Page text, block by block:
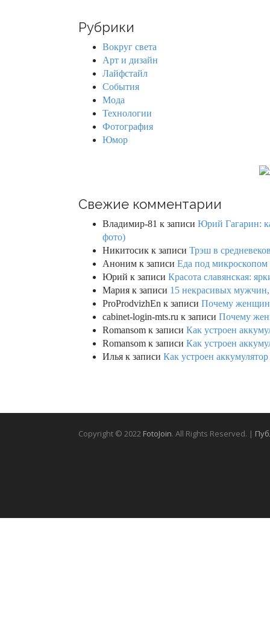
c
Рубрики
Вокруг света
Арт и дизайн
Лайфстайл
События
Мода
Технологии
Фотография
Юмор
Свежие комментарии
Владимир-81 к записи Юрий Гагарин:
фото)
Никитосик к записи Трэш в
Аноним к записи Еда под микроскопом
Юрий к записи Красота славянская:
Мария к записи 15 некрасивых
ProProdvizhEn к записи Почему
cabinet-login-mts.ru к записи Почему
Romansom к записи Как устроен
Romansom к записи Как устроен
Илья к записи Как устроен
Copyright © 2022 FotoJoin. All Rights Reserved. |